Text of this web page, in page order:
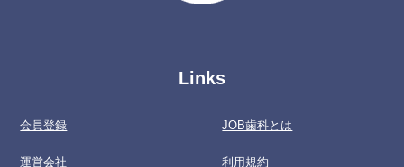
Links
会員登録
運営会社
JOB歯科とは
利用規約